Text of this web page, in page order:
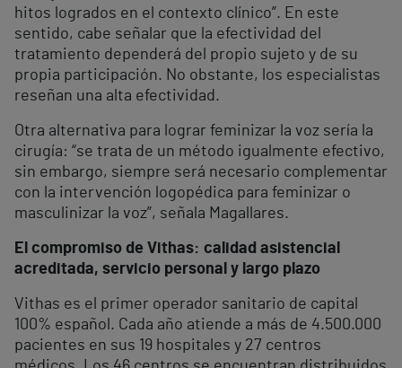
hitos logrados en el contexto clínico”. En este
sentido, cabe señalar que la efectividad del
tratamiento dependerá del propio sujeto y de su
propia participación. No obstante, los especialistas
reseñan una alta efectividad.
Otra alternativa para lograr feminizar la voz sería la
cirugía: “se trata de un método igualmente efectivo,
sin embargo, siempre será necesario complementar
con la intervención logopédica para feminizar o
masculinizar la voz”, señala Magallares.
El compromiso de Vithas: calidad asistencial
acreditada, servicio personal y largo plazo
Vithas es el primer operador sanitario de capital
100% español. Cada año atiende a más de 4.500.000
pacientes en sus 19 hospitales y 27 centros